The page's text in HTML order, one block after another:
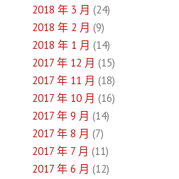
2018 年 3 月 (24)
2018 年 2 月 (9)
2018 年 1 月 (14)
2017 年 12 月 (15)
2017 年 11 月 (18)
2017 年 10 月 (16)
2017 年 9 月 (14)
2017 年 8 月 (7)
2017 年 7 月 (11)
2017 年 6 月 (12)